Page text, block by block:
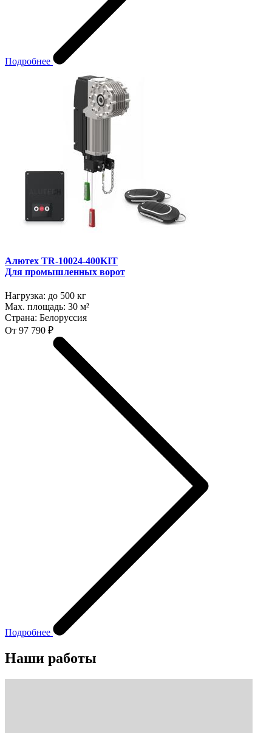
Подробнее
Алютех TR-10024-400KIT
Для промышленных ворот
Нагрузка: до 500 кг
Max. площадь: 30 м²
Страна: Белоруссия
От 97 790 ₽
Подробнее
Наши работы